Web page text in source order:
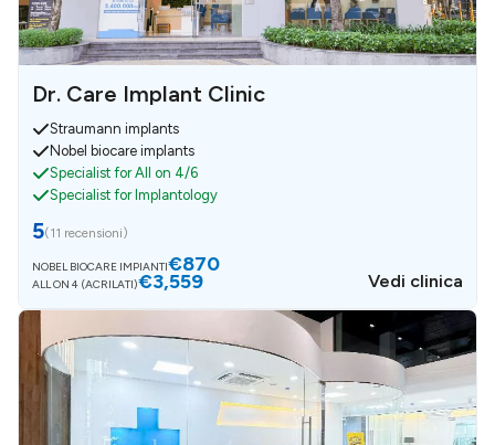
Dr. Care Implant Clinic
Straumann implants
Nobel biocare implants
Specialist for All on 4/6
Specialist for Implantology
5(11 recensioni)
NOBEL BIOCARE IMPIANTI​€870
ALL ON 4 (ACRILATI)€3,559 Vedi clinica